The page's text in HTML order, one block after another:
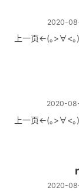
2020-
上一页<-(｡>∀<
2020-
上一页<-(｡>∀<
2020-